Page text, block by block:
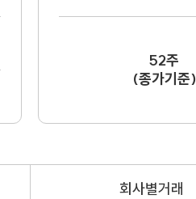
52주
(종가기준)
회사별거래